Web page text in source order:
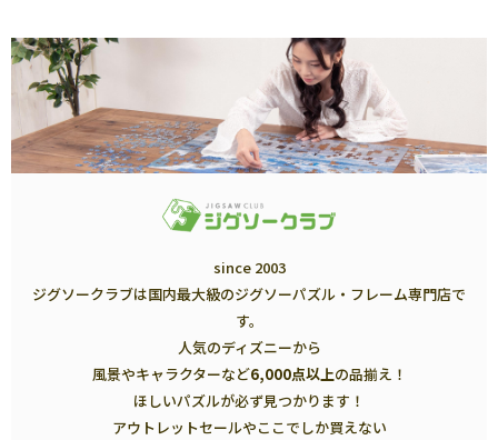
since 2003
ジグソークラブは国内最大級のジグソーパズル・フレーム専門店で
す。
人気のディズニーから
風景やキャラクターなど6,000点以上の品揃え！
ほしいパズルが必ず見つかります！
アウトレットセールやここでしか買えない